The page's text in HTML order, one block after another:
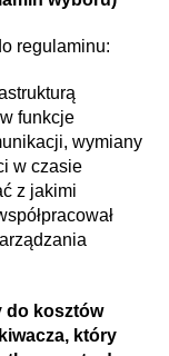
regulaminu:
funkcje
wymiany
w czasie
z jakimi
do kosztów
który